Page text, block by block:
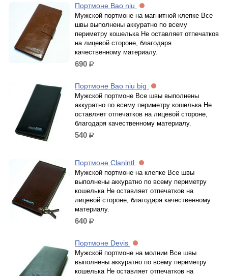
Портмоне Bao niu
Мужской портмоне на магнитной клепке Все
швы выполнены аккуратно по всему
периметру кошелька Не оставляет отпечатков
на лицевой стороне, благодаря
качественному материалу.
690 р.
Портмоне Bao niu big
Мужской портмоне Все швы выполнены
аккуратно по всему периметру кошелька Не
оставляет отпечатков на лицевой стороне,
благодаря качественному материалу.
540 р.
Портмоне Clanlntl
Мужской портмоне на клепке Все швы
выполнены аккуратно по всему периметру
кошелька Не оставляет отпечатков на
лицевой стороне, благодаря качественному
материалу.
640 р.
Портмоне Devis
Мужской портмоне на молнии Все швы
выполнены аккуратно по всему периметру
кошелька Не оставляет отпечатков на